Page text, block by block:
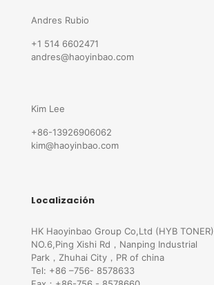
Andres Rubio
+1 514 6602471
andres@haoyinbao.com
Kim Lee
+86-13926906062
kim@haoyinbao.com
Localización
HK Haoyinbao Group Co,Ltd (HYB TONER)
NO.6,Ping Xishi Rd，Nanping Industrial
Park，Zhuhai City，PR of china
Tel: +86 –756- 8578633